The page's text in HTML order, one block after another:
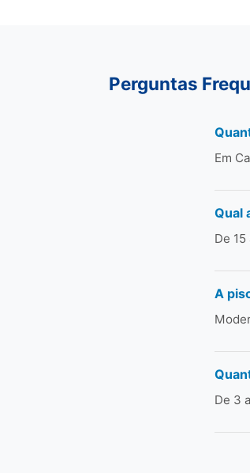
Perguntas
Em
Qual
De
A
De 3